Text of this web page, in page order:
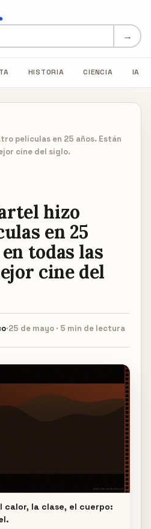
→
HISTORIA CIENCIA IA
películas en 25 años. Están
cine del siglo.
hizo
en 25
todas las
cine del
·25 de mayo · 5 min de lectura
calor, la clase, el cuerpo: